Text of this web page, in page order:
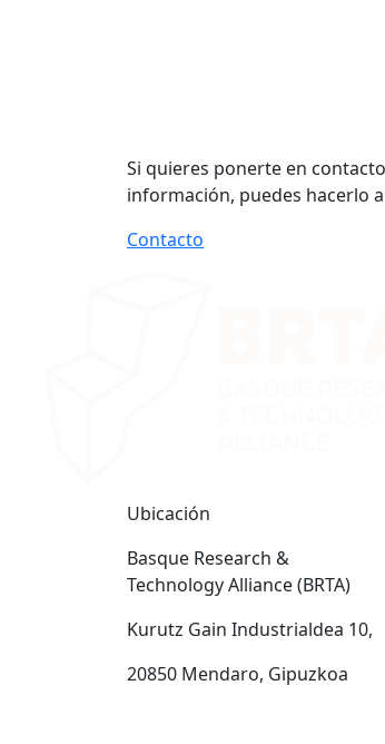
Si quieres ponerte en
información, puedes hacerlo
Contacto
Ubicación
Basque Research &
Technology Alliance (BRTA)
Kurutz Gain Industrialdea 10,
20850 Mendaro, Gipuzkoa